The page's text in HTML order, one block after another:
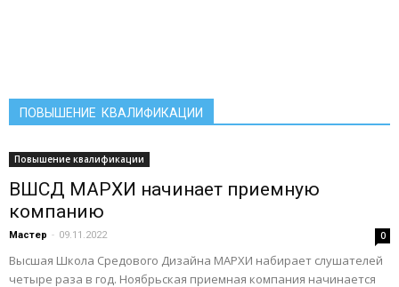
ПОВЫШЕНИЕ КВАЛИФИКАЦИИ
Повышение квалификации
ВШСД МАРХИ начинает приемную
компанию
Мастер - 09.11.2022 0
Высшая Школа Средового Дизайна МАРХИ набирает слушателей
четыре раза в год. Ноябрьская приемная компания начинается